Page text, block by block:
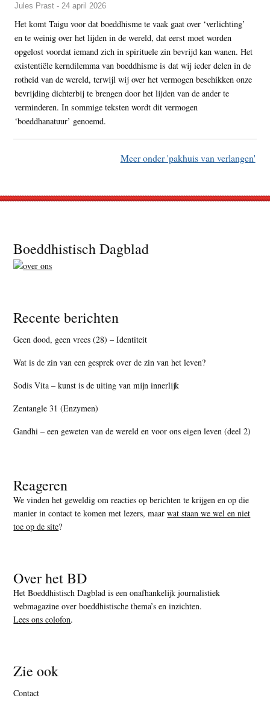
Jules Prast - 24 april 2026
Het komt Taigu voor dat boeddhisme te vaak gaat over ‘verlichting’
en te weinig over het lijden in de wereld, dat eerst moet worden
opgelost voordat iemand zich in spirituele zin bevrijd kan wanen. Het
existentiële kerndilemma van boeddhisme is dat wij ieder delen in de
rotheid van de wereld, terwijl wij over het vermogen beschikken onze
bevrijding dichterbij te brengen door het lijden van de ander te
verminderen. In sommige teksten wordt dit vermogen
‘boeddhanatuur’ genoemd.
Meer onder 'pakhuis van verlangen'
Footer
Boeddhistisch Dagblad
Recente berichten
Geen dood, geen vrees (28) – Identiteit
Wat is de zin van een gesprek over de zin van het leven?
Sodis Vita – kunst is de uiting van mijn innerlijk
Zentangle 31 (Enzymen)
Gandhi – een geweten van de wereld en voor ons eigen leven (deel 2)
Reageren
We vinden het geweldig om reacties op berichten te krijgen en op die
manier in contact te komen met lezers, maarwat staan we wel en niet
toe op de site?
Over het BD
Het Boeddhistisch Dagblad is een onafhankelijk journalistiek
webmagazine over boeddhistische thema’s en inzichten.
Lees ons colofon.
Zie ook
Contact